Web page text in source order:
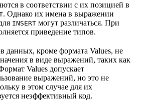
в соответствии с их позицией в
. Однако их имена в выражении
INSERT могут различаться. При
приведение типов.
данных, кроме формата Values, не
в виде выражений, таких как
Values допускает
выражений, но это не
в этом случае для их
неэффективный код.